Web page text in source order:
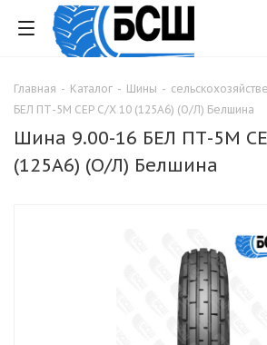
Главная - Каталог - Шины -
БЕЛ ПТ-5М СЕР С/Х 10 (125A6) (О/Л) Белшина
Шина 9.00-16 БЕЛ ПТ-5М
(125A6) (О/Л) Белшина